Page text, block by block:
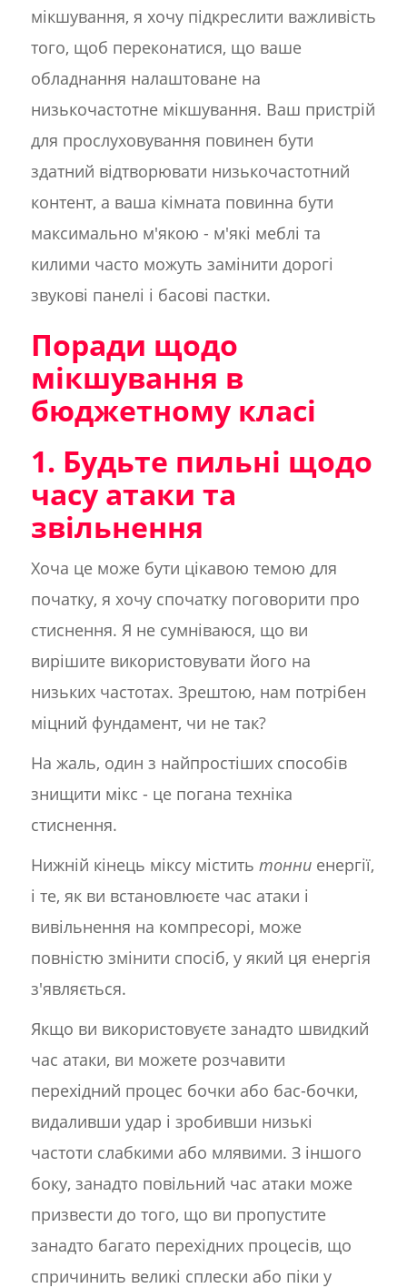
мікшування, я хочу підкреслити важливість
того, щоб переконатися, що ваше
обладнання налаштоване на
низькочастотне мікшування. Ваш пристрій
для прослуховування повинен бути
здатний відтворювати низькочастотний
контент, а ваша кімната повинна бути
максимально м'якою - м'які меблі та
килими часто можуть замінити дорогі
звукові панелі і басові пастки.
Поради щодо
мікшування в
бюджетному класі
1. Будьте пильні щодо
часу атаки та
звільнення
Хоча це може бути цікавою темою для
початку, я хочу спочатку поговорити про
стиснення. Я не сумніваюся, що ви
вирішите використовувати його на
низьких частотах. Зрештою, нам потрібен
міцний фундамент, чи не так?
На жаль, один з найпростіших способів
знищити мікс - це погана техніка
стиснення.
Нижній кінець міксу містить тонниенергії,
і те, як ви встановлюєте час атаки і
вивільнення на компресорі, може
повністю змінити спосіб, у який ця енергія
з'являється.
Якщо ви використовуєте занадто швидкий
час атаки, ви можете розчавити
перехідний процес бочки або бас-бочки,
видаливши удар і зробивши низькі
частоти слабкими або млявими. З іншого
боку, занадто повільний час атаки може
призвести до того, що ви пропустите
занадто багато перехідних процесів, що
спричинить великі сплески або піки у